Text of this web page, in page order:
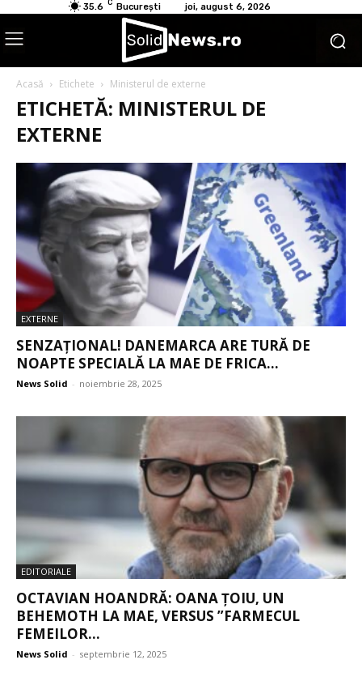
35.6 C București joi, august 6, 2026
Acasă Etichete Ministerul de externe
ETICHETĂ: MINISTERUL DE
EXTERNE
EXTERNE
SENZAȚIONAL! DANEMARCA ARE TURĂ DE
NOAPTE SPECIALĂ LA MAE DE FRICA...
News Solid - noiembrie 28, 2025
EDITORIALE
OCTAVIAN HOANDRĂ: OANA ȚOIU, UN
BEHEMOTH LA MAE, VERSUS ”FARMECUL
FEMEILOR...
News Solid - septembrie 12, 2025